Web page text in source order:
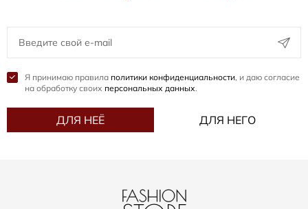
Я принимаю правила политики конфиденциальности, и даю согласие
на обработку своих персональных данных.
ДЛЯ НЕЁ ДЛЯ НЕГО